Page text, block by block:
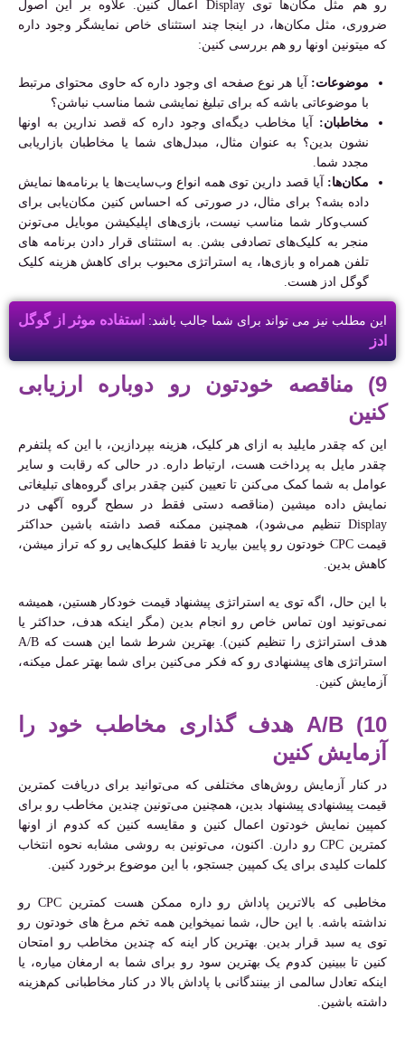
رو هم مثل مکان‌ها توی Display اعمال کنین. علاوه بر این اصول
ضروری، مثل مکان‌ها، در اینجا چند استثنای خاص نمایشگر وجود داره
که میتونین اونها رو هم بررسی کنین:
موضوعات: آیا هر نوع صفحه ای وجود داره که حاوی محتوای مرتبط
با موضوعاتی باشه که برای تبلیغ نمایشی شما مناسب نباشن؟
مخاطبان: آیا مخاطب دیگه‌ای وجود داره که قصد ندارین به اونها
نشون بدین؟ به عنوان مثال، مبدل‌های شما یا مخاطبان بازاریابی
مجدد شما.
مکان‌ها: آیا قصد دارین توی همه انواع وب‌سایت‌ها یا برنامه‌ها نمایش
داده بشه؟ برای مثال، در صورتی که احساس کنین مکان‌یابی برای
کسب‌وکار شما مناسب نیست، بازی‌های اپلیکیشن موبایل می‌تونن
منجر به کلیک‌های تصادفی بشن. به استثنای قرار دادن برنامه های
تلفن همراه و بازی‌ها، یه استراتژی محبوب برای کاهش هزینه کلیک
گوگل ادز هست.
این مطلب نیز می تواند برای شما جالب باشد: استفاده موثر از گوگل
ادز
9) مناقصه خودتون رو دوباره ارزیابی
کنین
این که چقدر مایلید به ازای هر کلیک، هزینه بپردازین، با این که پلتفرم
چقدر مایل به پرداخت هست، ارتباط داره. در حالی که رقابت و سایر
عوامل به شما کمک می‌کنن تا تعیین کنین چقدر برای گروه‌های تبلیغاتی
نمایش داده میشین (مناقصه دستی فقط در سطح گروه آگهی در
Display تنظیم می‌شود)، همچنین ممکنه قصد داشته باشین حداکثر
قیمت CPC خودتون رو پایین بیارید تا فقط کلیک‌هایی رو که تراز میشن،
کاهش بدین.
با این حال، اگه توی یه استراتژی پیشنهاد قیمت خودکار هستین، همیشه
نمی‌تونید اون تماس خاص رو انجام بدین (مگر اینکه هدف، حداکثر یا
هدف استراتژی را تنظیم کنین). بهترین شرط شما این هست که A/B
استراتژی های پیشنهادی رو که فکر می‌کنین برای شما بهتر عمل میکنه،
آزمایش کنین.
10) A/B هدف گذاری مخاطب خود را
آزمایش کنین
در کنار آزمایش روش‌های مختلفی که می‌توانید برای دریافت کمترین
قیمت پیشنهادی پیشنهاد بدین، همچنین می‌تونین چندین مخاطب رو برای
کمپین نمایش خودتون اعمال کنین و مقایسه کنین که کدوم از اونها
کمترین CPC رو دارن. اکنون، می‌تونین به روشی مشابه نحوه انتخاب
کلمات کلیدی برای یک کمپین جستجو، با این موضوع برخورد کنین.
مخاطبی که بالاترین پاداش رو داره ممکن هست کمترین CPC رو
نداشته باشه. با این حال، شما نمیخواین همه تخم مرغ های خودتون رو
توی یه سبد قرار بدین. بهترین کار اینه که چندین مخاطب رو امتحان
کنین تا ببینین کدوم یک بهترین سود رو برای شما به ارمغان میاره، یا
اینکه تعادل سالمی از بینندگانی با پاداش بالا در کنار مخاطبانی کم‌هزینه
داشته باشین.